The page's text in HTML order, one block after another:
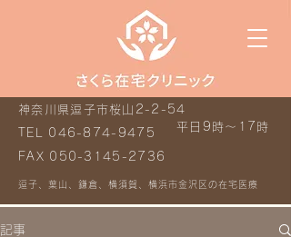
平日9時～17時
神奈川県逗子市桜山2-2-54
TEL 046-874-9475
FAX 050-3145-2736
逗子、葉山、鎌倉、横須賀、横浜市金沢区の在宅医療
記事